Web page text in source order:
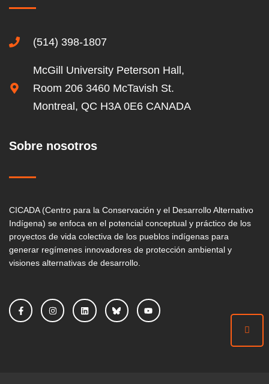
(514) 398-1807
McGill University Peterson Hall,
Room 206 3460 McTavish St.
Montreal, QC H3A 0E6 CANADA
Sobre nosotros
CICADA (Centro para la Conservación y el Desarrollo Alternativo
Indígena) se enfoca en el potencial conceptual y práctico de los
proyectos de vida colectiva de los pueblos indígenas para
generar regímenes innovadores de protección ambiental y
visiones alternativas de desarrollo.